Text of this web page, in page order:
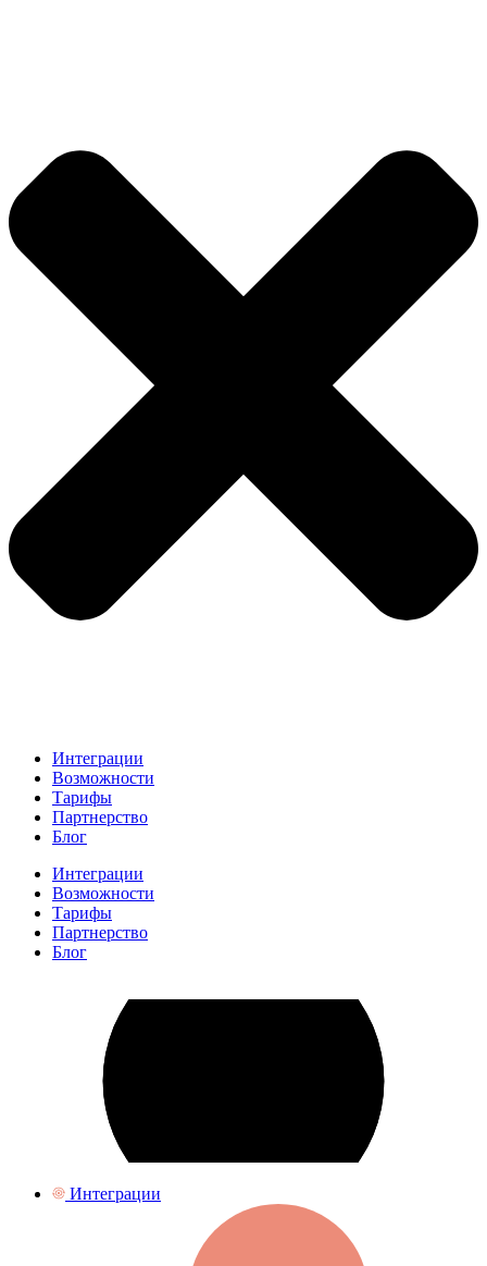
Интеграции
Возможности
Тарифы
Партнерство
Блог
Интеграции
Возможности
Тарифы
Партнерство
Блог
Интеграции